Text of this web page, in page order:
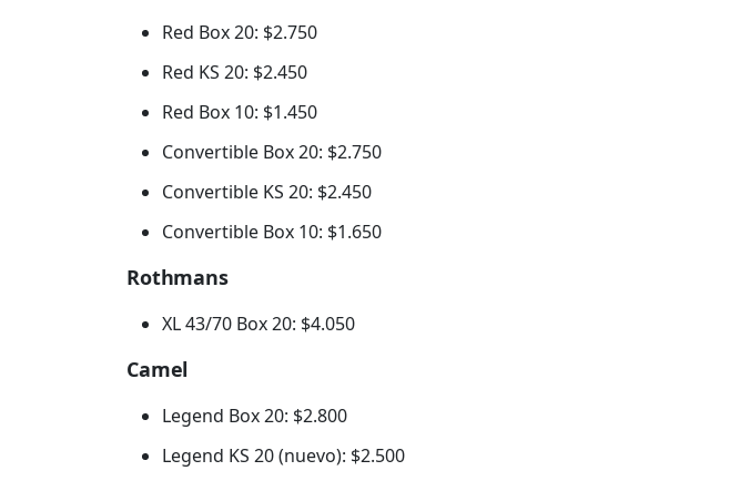
Red Box 20: $2.750
Red KS 20: $2.450
Red Box 10: $1.450
Convertible Box 20: $2.750
Convertible KS 20: $2.450
Convertible Box 10: $1.650
Rothmans
XL 43/70 Box 20: $4.050
Camel
Legend Box 20: $2.800
Legend KS 20 (nuevo): $2.500